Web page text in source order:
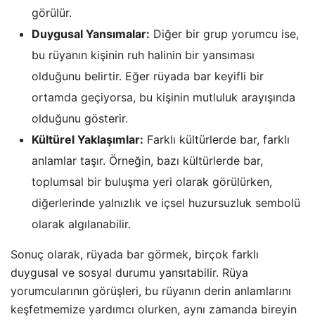
görülür.
Duygusal Yansımalar: Diğer bir grup yorumcu ise,
bu rüyanın kişinin ruh halinin bir yansıması
olduğunu belirtir. Eğer rüyada bar keyifli bir
ortamda geçiyorsa, bu kişinin mutluluk arayışında
olduğunu gösterir.
Kültürel Yaklaşımlar: Farklı kültürlerde bar, farklı
anlamlar taşır. Örneğin, bazı kültürlerde bar,
toplumsal bir buluşma yeri olarak görülürken,
diğerlerinde yalnızlık ve içsel huzursuzluk sembolü
olarak algılanabilir.
Sonuç olarak, rüyada bar görmek, birçok farklı
duygusal ve sosyal durumu yansıtabilir. Rüya
yorumcularının görüşleri, bu rüyanın derin anlamlarını
keşfetmemize yardımcı olurken, aynı zamanda bireyin